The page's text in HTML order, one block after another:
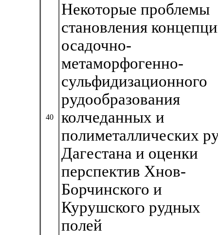
40
Некоторые проблемы
становления
осадочно-
метаморфогенно-
сульфидизационного
рудообразования
колчеданных и
полиметаллических
Дагестана и оценки
перспектив Хнов-
Борчинского и
Курушского рудных
полей